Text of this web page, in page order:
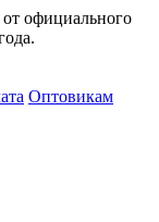
официального
Оптовикам